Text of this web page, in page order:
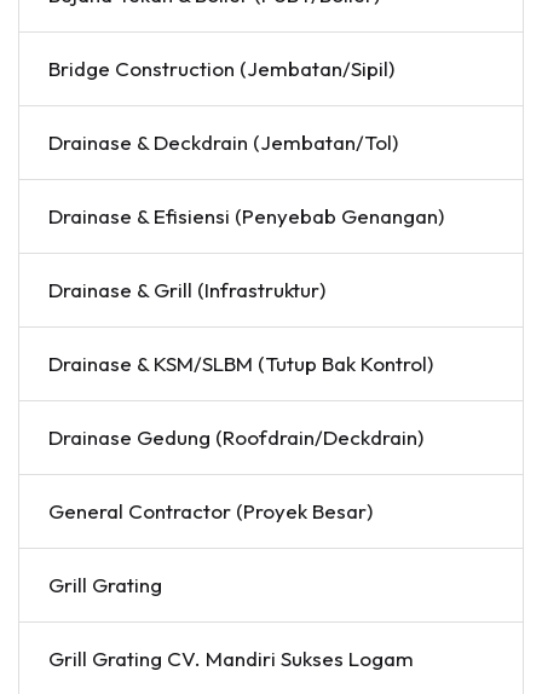
Bridge Construction (Jembatan/Sipil)
Drainase & Deckdrain (Jembatan/Tol)
Drainase & Efisiensi (Penyebab Genangan)
Drainase & Grill (Infrastruktur)
Drainase & KSM/SLBM (Tutup Bak Kontrol)
Drainase Gedung (Roofdrain/Deckdrain)
General Contractor (Proyek Besar)
Grill Grating
Grill Grating CV. Mandiri Sukses Logam